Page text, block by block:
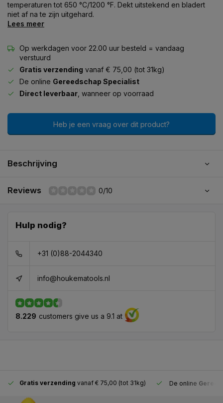
temperaturen tot 650 °C/1200 °F. Dekt uitstekend en bladert
niet af na te zijn uitgehard.
Lees meer
Op werkdagen voor 22.00 uur besteld = vandaag
verstuurd
Gratis verzending vanaf € 75,00 (tot 31kg)
De online Gereedschap Specialist
Direct leverbaar , wanneer op voorraad
Heb je een vraag over dit product?
Beschrijving
Reviews 0/10
Hulp nodig?
+31 (0)88-2044340
info@houkematools.nl
8.229 customers give us a 9.1 at
Gratis verzending vanaf € 75,00 (tot 31kg) De online